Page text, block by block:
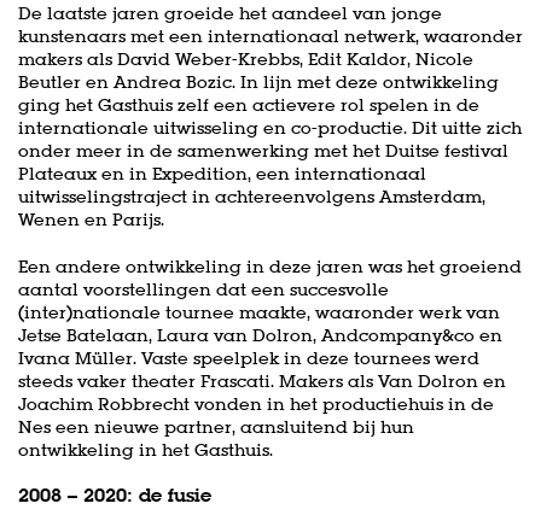
De laatste jaren groeide het aandeel van jonge
kunstenaars met een internationaal netwerk, waaronder
makers als David Weber-Krebbs, Edit Kaldor, Nicole
Beutler en Andrea Bozic. In lijn met deze ontwikkeling
ging het Gasthuis zelf een actievere rol spelen in de
internationale uitwisseling en co-productie. Dit uitte zich
onder meer in de samenwerking met het Duitse festival
Plateaux en in Expedition, een internationaal
uitwisselingstraject in achtereenvolgens Amsterdam,
Wenen en Parijs.
Een andere ontwikkeling in deze jaren was het groeiend
aantal voorstellingen dat een succesvolle
(inter)nationale tournee maakte, waaronder werk van
Jetse Batelaan, Laura van Dolron, Andcompany&co en
Ivana Müller. Vaste speelplek in deze tournees werd
steeds vaker theater Frascati. Makers als Van Dolron en
Joachim Robbrecht vonden in het productiehuis in de
Nes een nieuwe partner, aansluitend bij hun
ontwikkeling in het Gasthuis.
2008 – 2020: de fusie